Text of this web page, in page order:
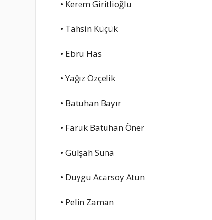
• Kerem Giritlioğlu
• Tahsin Küçük
• Ebru Has
• Yağız Özçelik
• Batuhan Bayır
• Faruk Batuhan Öner
• Gülşah Suna
• Duygu Acarsoy Atun
• Pelin Zaman